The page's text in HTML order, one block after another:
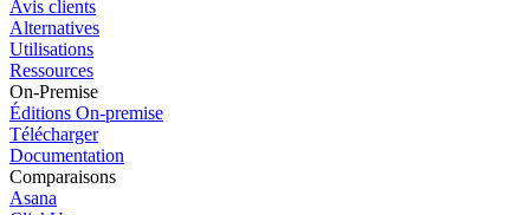
Avis clients
Alternatives
Utilisations
Ressources
On-Premise
Éditions On-premise
Télécharger
Documentation
Comparaisons
Asana